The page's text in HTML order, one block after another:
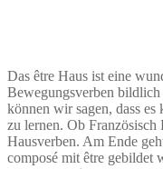
Das être Haus ist eine
Bewegungsverben
können wir sagen, dass es
zu lernen. Ob
Hausverben. Am Ende
composé mit être gebildet